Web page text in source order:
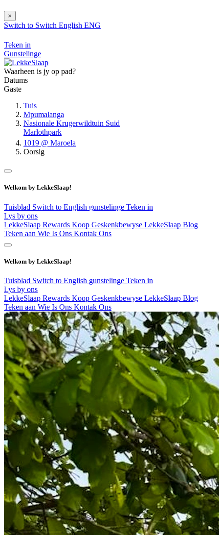
×
Switch to Switch English ENG
Teken in
Gunstelinge
Waarheen is jy op pad?
Datums
Gaste
Tuis
Mpumalanga
Nasionale Krugerwildtuin Suid
Marlothpark
1019 @ Maroela
Oorsig
Welkom by LekkeSlaap!
Tuisblad Switch to English gunstelinge Teken in
Lys by ons
LekkeSlaap Rewards Koop Geskenkbewyse LekkeSlaap Blog
Teken aan Wie Is Ons Kontak Ons
Welkom by LekkeSlaap!
Tuisblad Switch to English gunstelinge Teken in
Lys by ons
LekkeSlaap Rewards Koop Geskenkbewyse LekkeSlaap Blog
Teken aan Wie Is Ons Kontak Ons